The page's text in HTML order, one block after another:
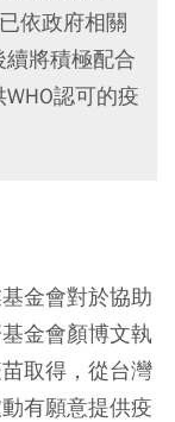
依政府相關
將積極配合
認可的疫
金會對於協助
金會顏博文執
取得，從台灣
有願意提供疫